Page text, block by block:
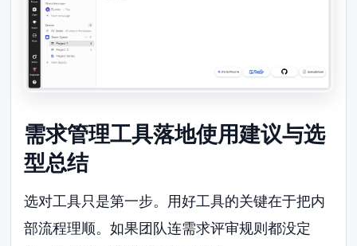
需求管理工具落地使用建议与选
型总结
选对工具只是第一步。用好工具的关键在于把内
部流程理顺。如果团队连需求评审规则都没定